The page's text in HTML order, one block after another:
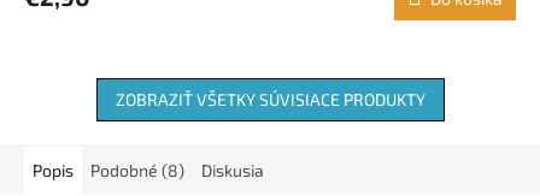
ZOBRAZIŤ VŠETKY SÚVISIACE PRODUKTY
Popis Podobné (8) Diskusia